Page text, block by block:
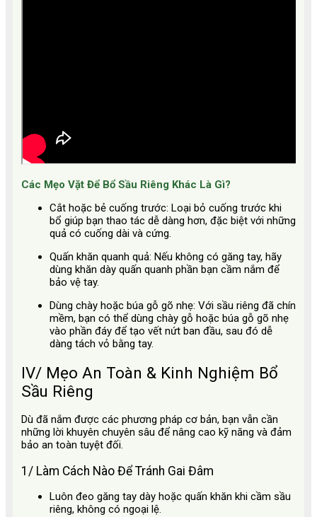
Các Mẹo Vặt Để Bổ Sầu Riêng Khác Là Gì?
Cắt hoặc bẻ cuống trước: Loại bỏ cuống trước khi
bổ giúp bạn thao tác dễ dàng hơn, đặc biệt với những
quả có cuống dài và cứng.
Quấn khăn quanh quả: Nếu không có găng tay, hãy
dùng khăn dày quấn quanh phần bạn cầm nắm để
bảo vệ tay.
Dùng chày hoặc búa gỗ gõ nhẹ: Với sầu riêng đã chín
mềm, bạn có thể dùng chày gỗ hoặc búa gỗ gõ nhẹ
vào phần đáy để tạo vết nứt ban đầu, sau đó dễ
dàng tách vỏ bằng tay.
IV/ Mẹo An Toàn & Kinh Nghiệm Bổ
Sầu Riêng
Dù đã nắm được các phương pháp cơ bản, bạn vẫn cần
những lời khuyên chuyên sâu để nâng cao kỹ năng và đảm
bảo an toàn tuyệt đối.
1/ Làm Cách Nào Để Tránh Gai Đâm
Luôn đeo găng tay dày hoặc quấn khăn khi cầm sầu
riêng, không có ngoại lệ.